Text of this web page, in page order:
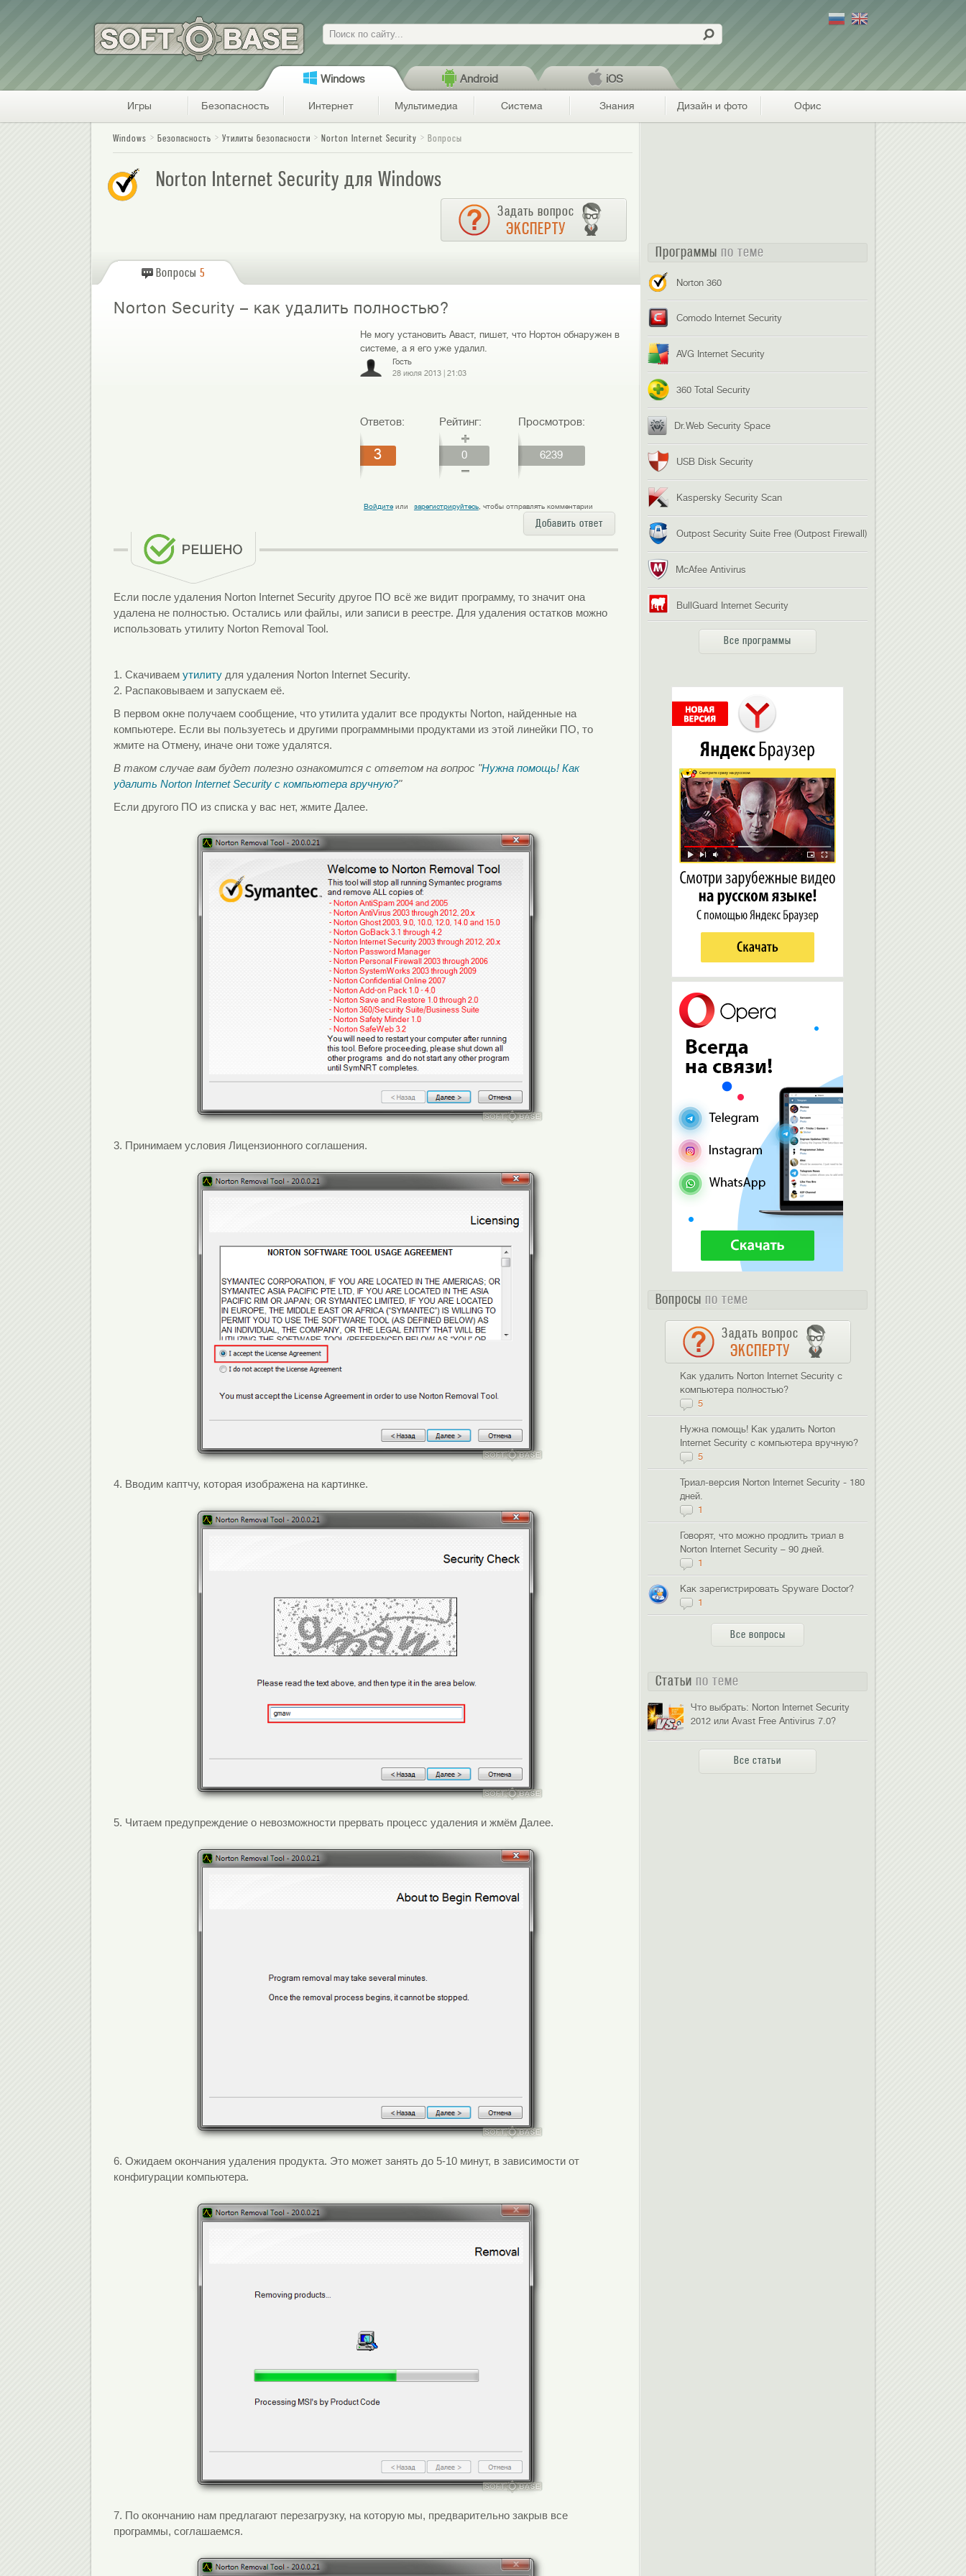
Поиск
Windows Android iOS
Игры Безопасность Интернет Мультимедиа Система Знания Дизайн и фото Офис
Windows Безопасность Утилиты безопасности Norton Internet Security Вопросы
Norton Internet Security для Windows
Задать вопрос
ЭКСПЕРТУ
Вопросы 5
Norton Security – как удалить полностью?
Не могу установить Аваст, пишет, что Нортон обнаружен в
системе, а я его уже удалил.
Гость
28 июля 2013| 21:03
Ответов:
3
Рейтинг:
0
Просмотров:
6239
Войдитеили зарегистрируйтесь, чтобы отправлять комментарии
Добавить ответ
Если после удаления Norton Internet Security другое ПО всё же видит программу, то значит она
удалена не полностью. Остались или файлы, или записи в реестре. Для удаления остатков можно
использовать утилиту Norton Removal Tool.
1. Скачиваем утилитудля удаления Norton Internet Security.
2. Распаковываем и запускаем её.
В первом окне получаем сообщение, что утилита удалит все продукты Norton, найденные на
компьютере. Если вы пользуетесь и другими программными продуктами из этой линейки ПО, то
жмите на Отмену, иначе они тоже удалятся.
В таком случае вам будет полезно ознакомится с ответом на вопрос "Нужна помощь! Как
удалить Norton Internet Security с компьютера вручную?"
Если другого ПО из списка у вас нет, жмите Далее.
3. Принимаем условия Лицензионного соглашения.
4. Вводим каптчу, которая изображена на картинке.
5. Читаем предупреждение о невозможности прервать процесс удаления и жмём Далее.
6. Ожидаем окончания удаления продукта. Это может занять до 5-10 минут, в зависимости от
конфигурации компьютера.
7. По окончанию нам предлагают перезагрузку, на которую мы, предварительно закрыв все
программы, соглашаемся.
Программы по теме
Norton 360
Comodo Internet Security
AVG Internet Security
360 Total Security
Dr.Web Security Space
USB Disk Security
Kaspersky Security Scan
Outpost Security Suite Free (Outpost Firewall)
McAfee Antivirus
BullGuard Internet Security
Все программы
Вопросы по теме
Задать вопрос
ЭКСПЕРТУ
Как удалить Norton Internet Security с
компьютера полностью?
5
Нужна помощь! Как удалить Norton
Internet Security с компьютера вручную?
5
Триал-версия Norton Internet Security - 180
дней.
1
Говорят, что можно продлить триал в
Norton Internet Security – 90 дней.
1
Как зарегистрировать Spyware Doctor?
1
Все вопросы
Статьи по теме
Что выбрать: Norton Internet Security
2012 или Avast Free Antivirus 7.0?
Все статьи